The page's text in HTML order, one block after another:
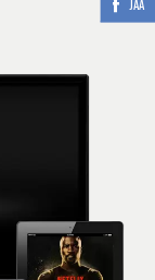
JAA